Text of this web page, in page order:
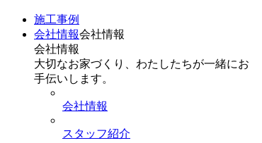
施工事例
会社情報会社情報
会社情報
大切なお家づくり、わたしたちが一緒にお
手伝いします。
会社情報
スタッフ紹介